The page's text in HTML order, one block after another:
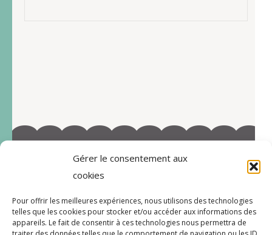
Gérer le consentement aux
cookies
Pour offrir les meilleures expériences, nous utilisons des technologies
telles que les cookies pour stocker et/ou accéder aux informations des
appareils. Le fait de consentir à ces technologies nous permettra de
©2022-Tous droits réservés à Marie-Blandine Sallé
112719597996038/